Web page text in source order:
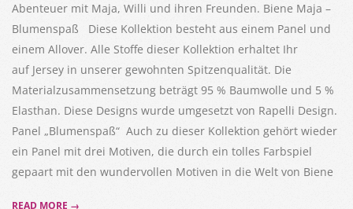
Abenteuer mit Maja, Willi und ihren Freunden. Biene Maja –
Blumenspaß Diese Kollektion besteht aus einem Panel und
einem Allover. Alle Stoffe dieser Kollektion erhaltet Ihr
auf Jersey in unserer gewohnten Spitzenqualität. Die
Materialzusammensetzung beträgt 95 % Baumwolle und 5 %
Elasthan. Diese Designs wurde umgesetzt von Rapelli Design.
Panel „Blumenspaß“ Auch zu dieser Kollektion gehört wieder
ein Panel mit drei Motiven, die durch ein tolles Farbspiel
gepaart mit den wundervollen Motiven in die Welt von Biene
READ MORE →